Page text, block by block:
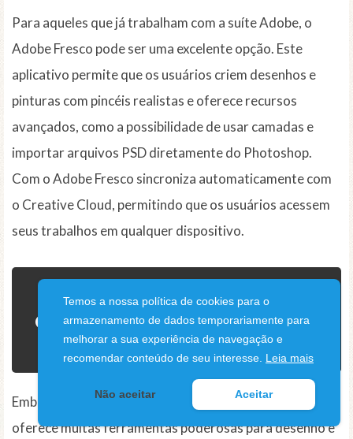
Para aqueles que já trabalham com a suíte Adobe, o
Adobe Fresco pode ser uma excelente opção. Este
aplicativo permite que os usuários criem desenhos e
pinturas com pincéis realistas e oferece recursos
avançados, como a possibilidade de usar camadas e
importar arquivos PSD diretamente do Photoshop.
Com o Adobe Fresco sincroniza automaticamente com
o Creative Cloud, permitindo que os usuários acessem
seus trabalhos em qualquer dispositivo.
3. Sketchbook – Uma
opção gratuita e de alta
qualidade
Embora o Sketchbook seja um aplicativo gratuito, ele
oferece muitas ferramentas poderosas para desenho e
Temos a nossa política de cookies para o
armazenamento de dados temporariamente para
melhorar a sua experiência de navegação e
recomendar conteúdo de seu interesse. Leia mais
Não aceitar Aceitar